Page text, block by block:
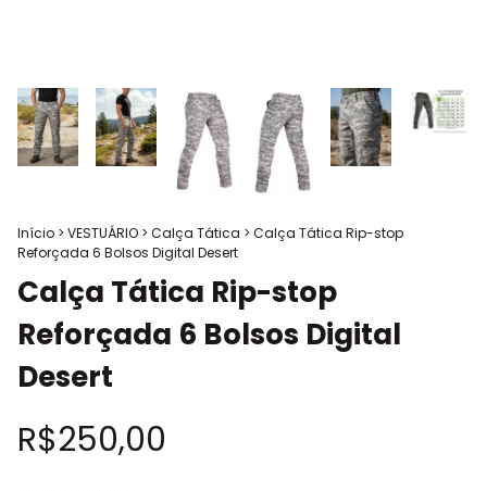
Início > VESTUÁRIO > Calça Tática > Calça Tática Rip-stop
Reforçada 6 Bolsos Digital Desert
Calça Tática Rip-stop
Reforçada 6 Bolsos Digital
Desert
R$250,00